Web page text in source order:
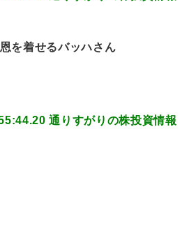
を着せるバッハさん
通りすがりの株投資情報